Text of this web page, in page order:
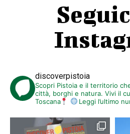
discoverpistoia
Scopri Pistoia e il territorio
città, borghi e natura. Vivi il
Toscana
Leggi l’ultimo